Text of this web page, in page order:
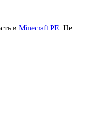
в Minecraft PE. Не